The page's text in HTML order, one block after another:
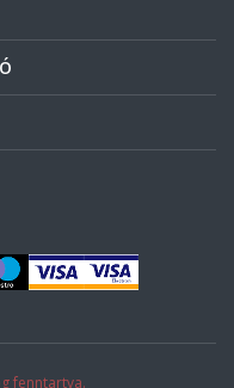
fenntartva.